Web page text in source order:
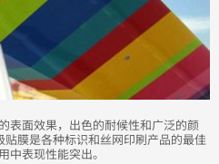
表面效果，出色的耐候性和广泛的颜
膜是各种标识和丝网印刷产品的最佳
中表现性能突出。